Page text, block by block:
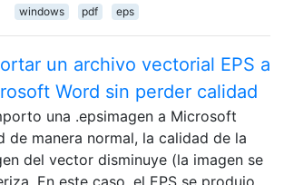
windows pdf eps
un archivo vectorial EPS a
Word sin perder calidad
una .epsimagen a Microsoft
de manera normal, la calidad de la
del vector disminuye (la imagen se
En este caso, el EPS se produjo